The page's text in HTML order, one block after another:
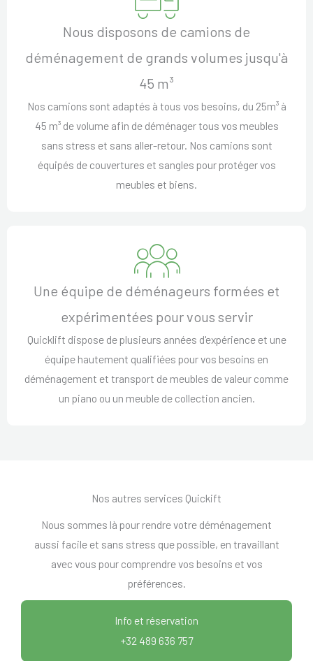
Nous disposons de camions de
déménagement de grands volumes jusqu'à
45 m³
Nos camions sont adaptés à tous vos besoins, du 25m³ à
45 m³ de volume afin de déménager tous vos meubles
sans stress et sans aller-retour. Nos camions sont
équipés de couvertures et sangles pour protéger vos
meubles et biens.
Une équipe de déménageurs formées et
expérimentées pour vous servir
Quicklift dispose de plusieurs années d'expérience et une
équipe hautement qualifiées pour vos besoins en
déménagement et transport de meubles de valeur comme
un piano ou un meuble de collection ancien.
Nos autres services Quickift
Nous sommes là pour rendre votre déménagement
aussi facile et sans stress que possible, en travaillant
avec vous pour comprendre vos besoins et vos
préférences.
Info et réservation
+32 489 636 757